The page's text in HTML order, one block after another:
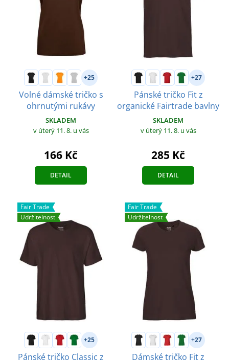
+25
Volné dámské tričko s
ohrnutými rukávy
SKLADEM
v úterý 11. 8. u vás
166 Kč
DETAIL
+27
Pánské tričko Fit z
organické Fairtrade bavlny
SKLADEM
v úterý 11. 8. u vás
285 Kč
DETAIL
Fair Trade
Udržitelnost
+25
Pánské tričko Classic z
Fair Trade
Udržitelnost
+27
Dámské tričko Fit z